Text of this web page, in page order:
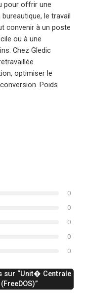
pour offrir une
le travail
convenir à un poste
ou à une
Chez Gledic
optimiser le
Poids
0
0
0
0
0
sur “Unit� Centrale